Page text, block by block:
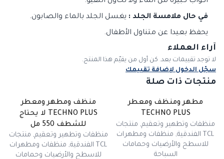
في حال ملامسة الجلد : يغسل الجلد بالماء والصابون.
يحفظ بعيدا عن متناول الأطفال.
آراء العملاء
لا توجد تقييمات بعد. كن أول من يقيّم هذا المنتج.
سجّل الدخول لإضافة تقييمك
منتجات ذات صلة
مطهر ومنظف ومعطر
TECHNO PLUS
منظفات وتطهير وتعقيم, منتجات
TCL الفندقية
, منظفات ومطهرات
للاسطح والأرضيات وحمامات
السباحة
منظف ومطهر ومعطر
TECHNO PLUS لا يحتاج
للشطف 550 مل
منظفات وتطهير وتعقيم, منتجات
TCL الفندقية
, منظفات ومطهرات
للاسطح والأرضيات وحمامات